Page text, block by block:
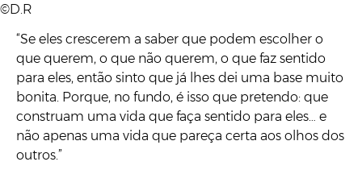
©D.R
“Se eles crescerem a saber que podem escolher o
que querem, o que não querem, o que faz sentido
para eles, então sinto que já lhes dei uma base muito
bonita. Porque, no fundo, é isso que pretendo: que
construam uma vida que faça sentido para eles… e
não apenas uma vida que pareça certa aos olhos dos
outros.”